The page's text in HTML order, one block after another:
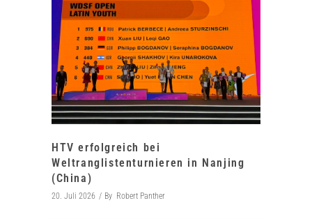
HTV erfolgreich bei
Weltranglistenturnieren in Nanjing
(China)
20. Juli 2026 By Robert Panther